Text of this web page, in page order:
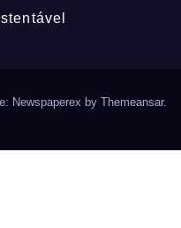
Newspaperex by Themeansar.